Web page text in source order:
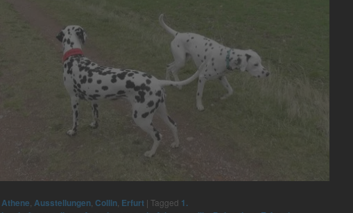
Athene Ausstellungen Collin Erfurt | Tagged 1.